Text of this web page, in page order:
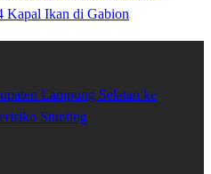
Kapal Ikan di Gabion
Lampung Selatan ke
Stunting